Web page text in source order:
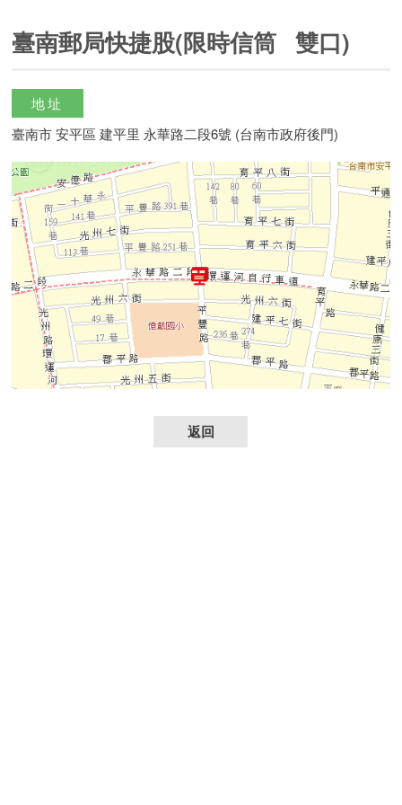
臺南郵局快捷股(限時信筒 雙口)
地址
臺南市 安平區 建平里 永華路二段6號 (台南市政府後門)